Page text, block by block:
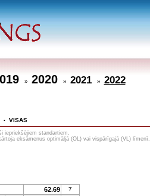
» 2020» 2021» 2022
• VISAS
iepriekšējiem standartiem.
eksāmenus optimāljā (OL) vai vispārīgajā (VL) līmenī.
62.69 7